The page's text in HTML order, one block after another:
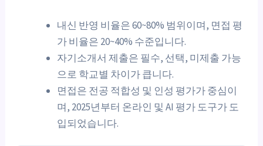
내신 반영 비율은 60~80% 범위이며, 면접 평
가 비율은 20~40% 수준입니다.
자기소개서 제출은 필수, 선택, 미제출 가능
으로 학교별 차이가 큽니다.
면접은 전공 적합성 및 인성 평가가 중심이
며, 2025년부터 온라인 및 AI 평가 도구가 도
입되었습니다.